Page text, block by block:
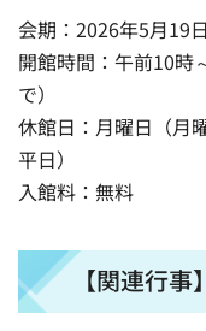
会期：2026年5月19
開館時間：午前10時
で）
休館日：月曜日（月
平日）
入館料：無料
【関連行事】